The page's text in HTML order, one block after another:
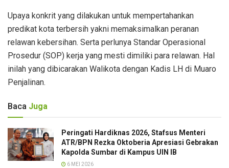
Upaya konkrit yang dilakukan untuk mempertahankan
predikat kota terbersih yakni memaksimalkan peranan
relawan kebersihan. Serta perlunya Standar Operasional
Prosedur (SOP) kerja yang mesti dimiliki para relawan. Hal
inilah yang dibicarakan Walikota dengan Kadis LH di Muaro
Penjalinan.
Baca Juga
Peringati Hardiknas 2026, Stafsus Menteri
ATR/BPN Rezka Oktoberia Apresiasi Gebrakan
Kapolda Sumbar di Kampus UIN IB
6 MEI 2026